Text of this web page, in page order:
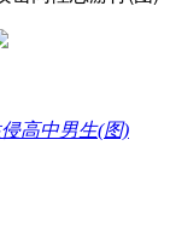
高中男生(图)